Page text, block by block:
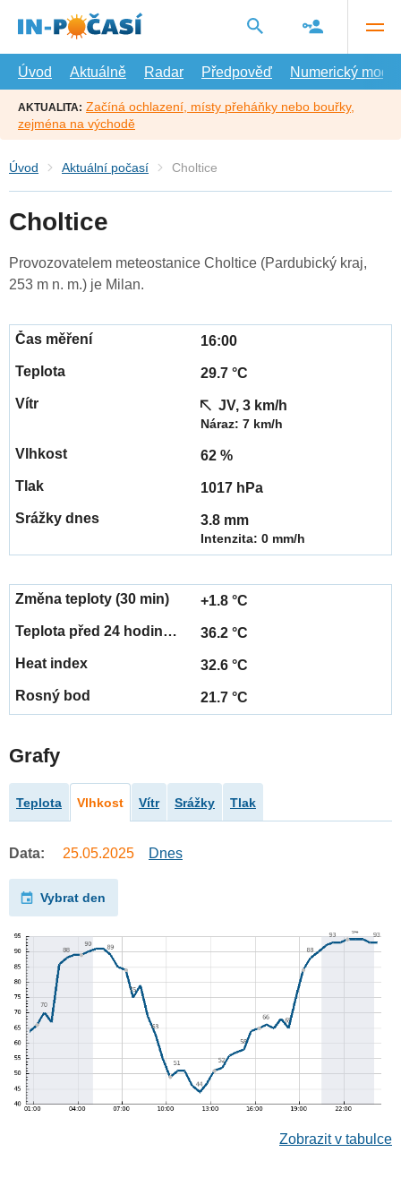
hlavní
Úvod
Aktuálně Radar Předpověď Numerický model
AKTUALITA: Začíná ochlazení, místy přeháňky nebo bouřky,
zejména na východě
Úvod Aktuální počasí Choltice
Choltice
Provozovatelem meteostanice Choltice (Pardubický kraj,
253 m n. m.) je Milan.
16:00
29.7 °C
JV, 3 km/h
Náraz: 7 km/h
62 %
1017 hPa
3.8 mm
Intenzita: 0 mm/h
+1.8 °C
36.2 °C
32.6 °C
21.7 °C
Grafy
Teplota Vlhkost Vítr Srážky Tlak
Data: 25.05.2025 Dnes
Vybrat den
Zobrazit v tabulce